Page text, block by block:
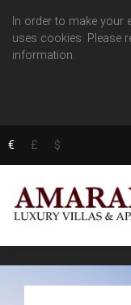
In order to make your
uses cookies. Please
information.
€ £ $